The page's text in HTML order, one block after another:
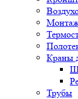
Краны
Трубы